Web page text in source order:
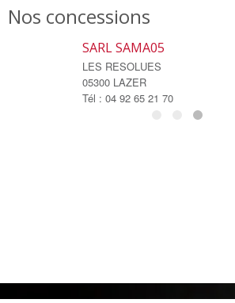
Nos concessions
SARL SAMA05
LES RESOLUES
Tél : 04 92 65 21 70